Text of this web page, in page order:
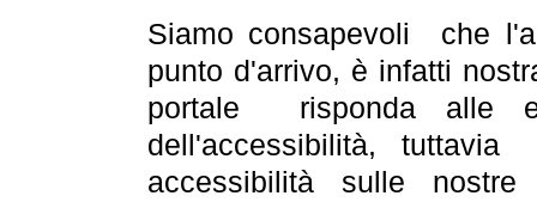
Siamo consapevoli che
punto d'arrivo, è infatti
portale risponda alle
dell'accessibilità,
accessibilità sulle